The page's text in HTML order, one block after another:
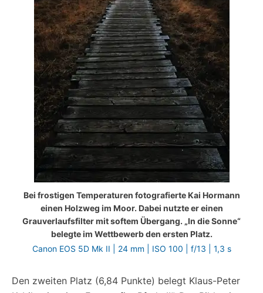
Bei frostigen Temperaturen fotografierte Kai Hormann
einen Holzweg im Moor. Dabei nutzte er einen
Grauverlaufsfilter mit softem Übergang. „In die Sonne“
belegte im Wettbewerb den ersten Platz.
Canon EOS 5D Mk II | 24 mm | ISO 100 | f/13 | 1,3 s
Den zweiten Platz (6,84 Punkte) belegt Klaus-Peter